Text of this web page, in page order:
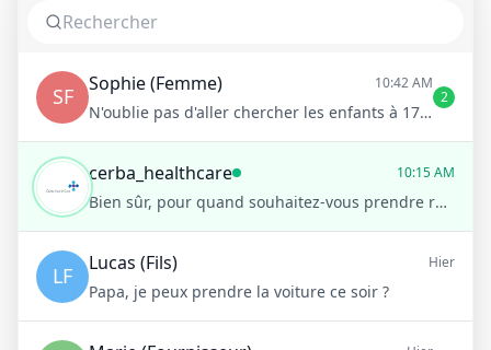
SF Sophie (Femme) 10:42 AM
N'oublie pas d'aller chercher les enfants à 17h !
2
cerba_healthcare 10:15 AM
Bien sûr, pour quand souhaitez-vous prendre rendez-vous ?
LF Lucas (Fils) Hier
Papa, je peux prendre la voiture ce soir ?